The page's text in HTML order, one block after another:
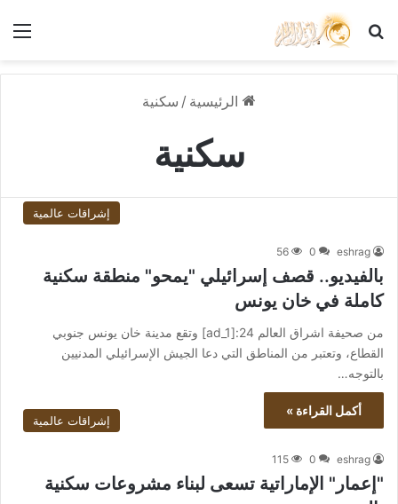
بحث عن
الرئيسية / سكنية
سكنية
إشراقات عالمية
eshrag
0
56
بالفيديو.. قصف إسرائيلي "يمحو" منطقة سكنية
كاملة في خان يونس
من صحيفة اشراق العالم 24:[ad_1] وتقع مدينة خان يونس جنوبي
القطاع، وتعتبر من المناطق التي دعا الجيش الإسرائيلي المدنيين
بالتوجه…
أكمل القراءة »
إشراقات عالمية
eshrag
0
115
"إعمار" الإماراتية تسعى لبناء مشروعات سكنية